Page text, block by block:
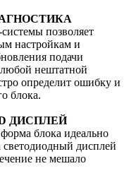
позволяет
настройкам и
подачи
нештатной
определит ошибку и
блока.
ДИСПЛЕЙ
блока идеально
дисплей
не мешало